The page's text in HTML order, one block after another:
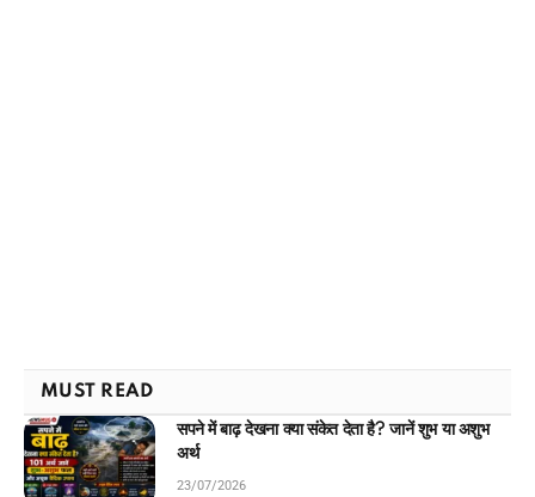
MUST READ
सपने में बाढ़ देखना क्या संकेत देता है? जानें शुभ या अशुभ
अर्थ
23/07/2026